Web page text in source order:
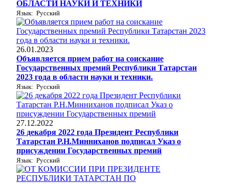
ОБЛАСТИ НАУКИ И ТЕХНИКИ
Язык: Русский
26.01.2023
Объявляется прием работ на соискание
Государственных премий Республики Татарстан
2023 года в области науки и техники.
Язык: Русский
27.12.2022
26 декабря 2022 года Президент Республики
Татарстан Р.Н.Минниханов подписал Указ о
присуждении Государственных премий
Язык: Русский